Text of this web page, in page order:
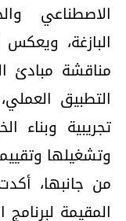
الاصطناعي
البازغة،
مناقشة مبادئ
التطبيق
تجريبية وبناء
وتشغيلها
من جانبها،
المقيمة